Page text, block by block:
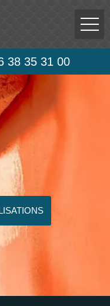
38 35 31 00